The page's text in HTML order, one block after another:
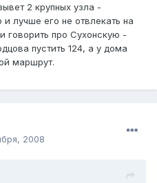
2 крупных узла -
лучше его не отвлекать на
говорить про Сухонскую -
пустить 124, а у дома
маршрут.
2008